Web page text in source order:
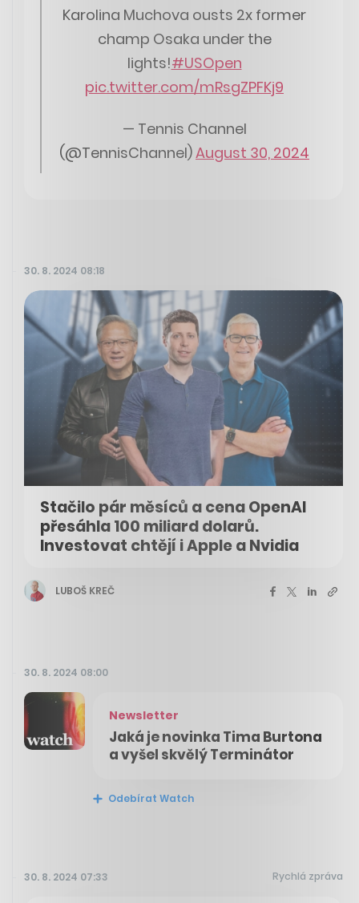
Karolina Muchova ousts 2x former
champ Osaka under the
lights!#USOpen
pic.twitter.com/mRsgZPFKj9
— Tennis Channel
(@TennisChannel)August 30, 2024
30. 8. 2024 08:18
Stačilo pár měsíců a cena OpenAI
přesáhla 100 miliard dolarů.
Investovat chtějí i Apple a Nvidia
LUBOŠ KREČ
30. 8. 2024 08:00
Newsletter
Jaká je novinka Tima Burtona
a vyšel skvělý Terminátor
Odebírat Watch
30. 8. 2024 07:33 Rychlá zpráva